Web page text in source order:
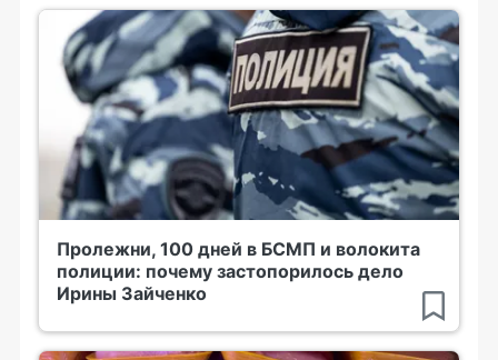
Пролежни, 100 дней в БСМП и волокита
полиции: почему застопорилось дело
Ирины Зайченко